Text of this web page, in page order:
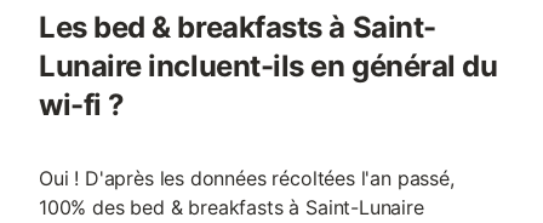
Les bed & breakfasts à Saint-
Lunaire incluent-ils en général du
wi-fi ?
Oui ! D'après les données récoltées l'an passé,
100% des bed & breakfasts à Saint-Lunaire